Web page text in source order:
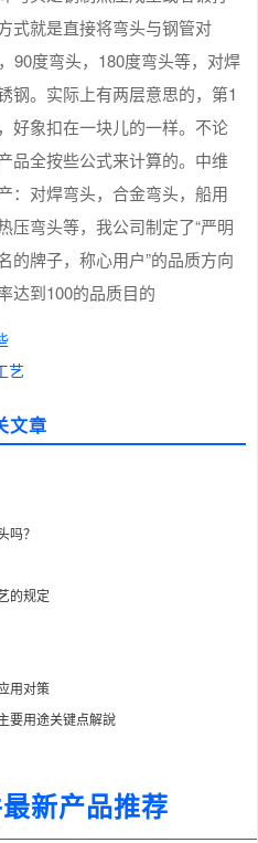
式就是直接将弯头与钢管对
90度弯头，180度弯头等，对焊
钢。实际上有两层意思的，第1
好象扣在一块儿的一样。不论
品全按些公式来计算的。中维
：对焊弯头，合金弯头，船用
压弯头等，我公司制定了“严明
的牌子，称心用户”的品质方向
达到100的品质目的
艺
文章
吗？
的规定
用对策
要用途关键点解說
新产品推荐